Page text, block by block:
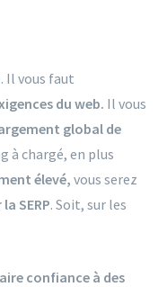
Il vous faut
du web. Il vous
global de
à chargé, en plus
élevé, vous serez
SERP. Soit, sur les
confiance à des